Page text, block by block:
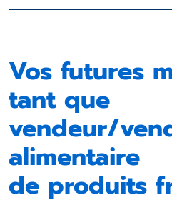
Vos futures
tant que
vendeur/
alimentaire
de produits